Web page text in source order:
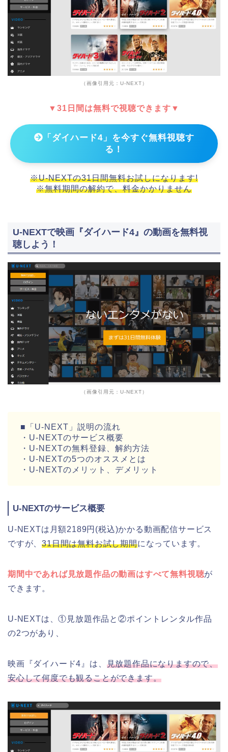
（画像引用元：U-NEXT）
▼31日間は無料で視聴できます▼
「ダイハード4」を今すぐ無料視聴す
る！
※U-NEXTの31日間無料お試しになります!
※無料期間の解約で、料金かかりません
U-NEXTで映画『ダイハード4』の動画を無料視
聴しよう！
（画像引用元：U-NEXT）
■「U-NEXT」説明の流れ
・U-NEXTのサービス概要
・U-NEXTの無料登録、解約方法
・U-NEXTの5つのオススメとは
・U-NEXTのメリット、デメリット
U-NEXTのサービス概要
U-NEXTは月額2189円(税込)かかる動画配信サービス
ですが、31日間は無料お試し期間になっています。
期間中であれば見放題作品の動画はすべて無料視聴が
できます。
U-NEXTは、①見放題作品と②ポイントレンタル作品
の2つがあり、
映画『ダイハード4』は、 見放題作品になりますので、
安心して何度でも観ることができます。